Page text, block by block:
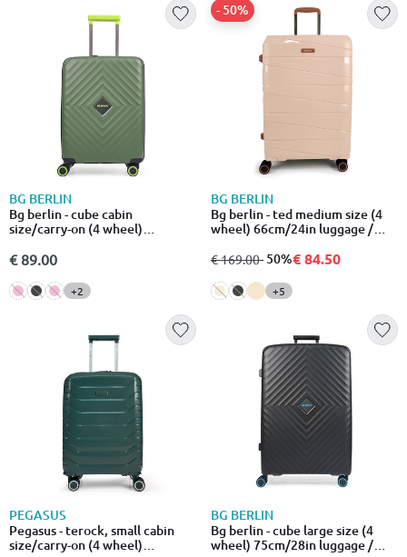
BG BERLIN
Bg berlin - cube cabin
size/carry-on (4 wheel)
suitcase
€ 89.00
+2
BG BERLIN
Bg berlin - ted medium size (4
wheel) 66cm/24in luggage /
από
€ 169.00σε
- 50%
- 50%€ 84.50
+5
PEGASUS
Pegasus - terock, small cabin
size/carry-on (4 wheel)
BG BERLIN
Bg berlin - cube large size (4
wheel) 75cm/28in luggage /